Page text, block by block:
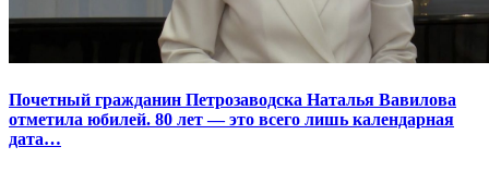
Почетный гражданин Петрозаводска Наталья Вавилова
отметила юбилей. 80 лет — это всего лишь календарная
дата…